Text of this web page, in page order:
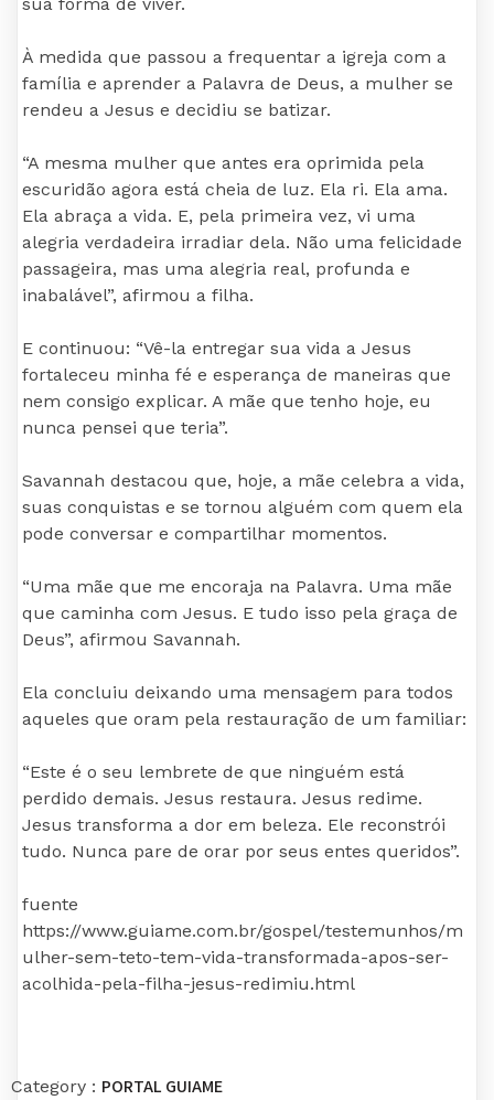
À medida que passou a frequentar a igreja com a
família e aprender a Palavra de Deus, a mulher se
rendeu a Jesus e decidiu se batizar.
“A mesma mulher que antes era oprimida pela
escuridão agora está cheia de luz. Ela ri. Ela ama.
Ela abraça a vida. E, pela primeira vez, vi uma
alegria verdadeira irradiar dela. Não uma felicidade
passageira, mas uma alegria real, profunda e
inabalável”, afirmou a filha.
E continuou: “Vê-la entregar sua vida a Jesus
fortaleceu minha fé e esperança de maneiras que
nem consigo explicar. A mãe que tenho hoje, eu
nunca pensei que teria”.
Savannah destacou que, hoje, a mãe celebra a vida,
suas conquistas e se tornou alguém com quem ela
pode conversar e compartilhar momentos.
“Uma mãe que me encoraja na Palavra. Uma mãe
que caminha com Jesus. E tudo isso pela graça de
Deus”, afirmou Savannah.
Ela concluiu deixando uma mensagem para todos
aqueles que oram pela restauração de um familiar:
“Este é o seu lembrete de que ninguém está
perdido demais. Jesus restaura. Jesus redime.
Jesus transforma a dor em beleza. Ele reconstrói
tudo. Nunca pare de orar por seus entes queridos”.
fuente
https://www.guiame.com.br/gospel/testemunhos/m
ulher-sem-teto-tem-vida-transformada-apos-ser-
acolhida-pela-filha-jesus-redimiu.html
Category : PORTAL GUIAME